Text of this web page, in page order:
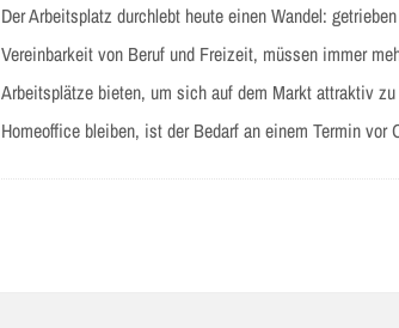
Der Arbeitsplatz durchlebt heute einen Wandel:
Vereinbarkeit von Beruf und Freizeit, müssen immer
Arbeitsplätze bieten, um sich auf dem Markt attraktiv
Homeoffice bleiben, ist der Bedarf an einem Termin